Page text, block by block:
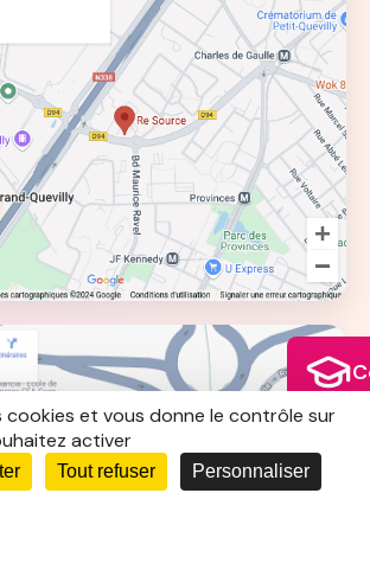
cookies et vous donne le contrôle sur
activer
Tout refuser Personnaliser